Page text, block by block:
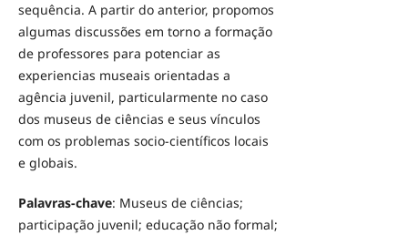
sequência. A partir do anterior, propomos
algumas discussões em torno a formação
de professores para potenciar as
experiencias museais orientadas a
agência juvenil, particularmente no caso
dos museus de ciências e seus vínculos
com os problemas socio-científicos locais
e globais.
Palavras-chave: Museus de ciências;
participação juvenil; educação não formal;